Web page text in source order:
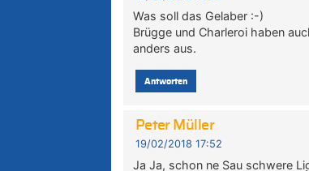
Was soll das Gelaber :-)
Brügge und Charleroi haben
anders aus.
Antworten
Peter Müller
19/02/2018 17:52
Ja Ja, schon ne Sau schwere